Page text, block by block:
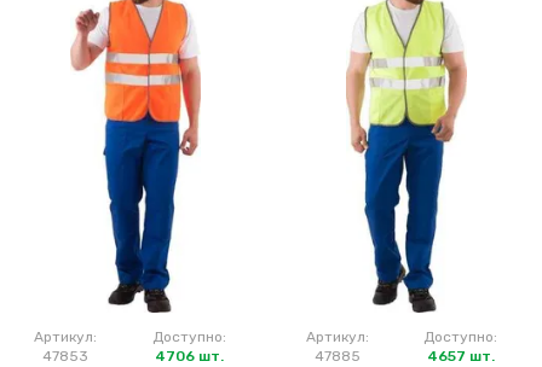
Артикул:
47853
Доступно:
4706 шт.
Артикул:
47885
Доступно:
4657 шт.